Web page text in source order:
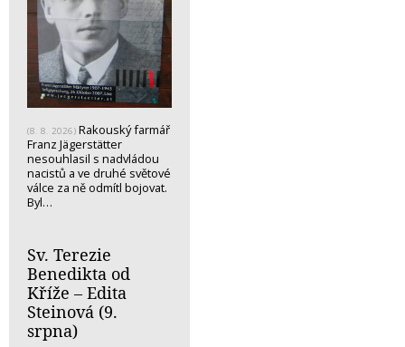
(8. 8. 2026) Rakouský farmář
Franz Jägerstätter
nesouhlasil s nadvládou
nacistů a ve druhé světové
válce za ně odmítl bojovat.
Byl…
Sv. Terezie
Benedikta od
Kříže – Edita
Steinová (9.
srpna)